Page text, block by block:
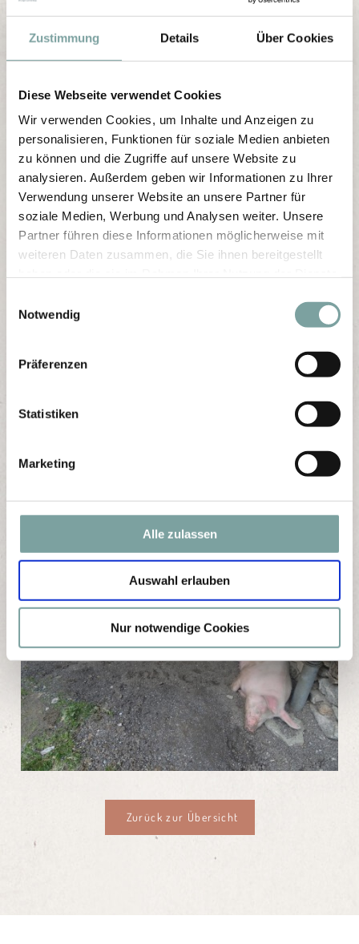
Zustimmung Details Über Cookies
Diese Webseite verwendet Cookies
Wir verwenden Cookies, um Inhalte und Anzeigen zu
personalisieren, Funktionen für soziale Medien anbieten
zu können und die Zugriffe auf unsere Website zu
analysieren. Außerdem geben wir Informationen zu Ihrer
Verwendung unserer Website an unsere Partner für
soziale Medien, Werbung und Analysen weiter. Unsere
Partner führen diese Informationen möglicherweise mit
weiteren Daten zusammen, die Sie ihnen bereitgestellt
l
Notwendig
Präferenzen
Statistiken
Marketing
Alle zulassen
Auswahl erlauben
Nur notwendige Cookies
Zurück zur Übersicht